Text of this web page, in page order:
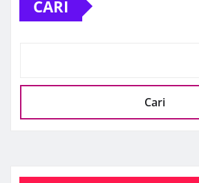
CARI
Cari